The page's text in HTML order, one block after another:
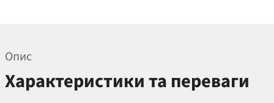
Опис
Характеристики та переваги